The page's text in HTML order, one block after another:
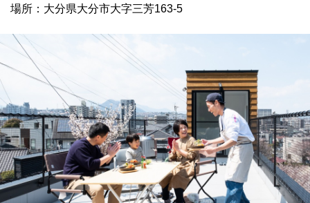
場所：大分県大分市大字三芳163-5